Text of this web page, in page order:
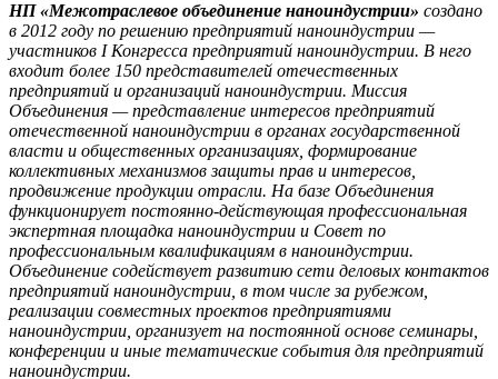
НП «Межотраслевое объединение наноиндустрии» создано
в 2012 году по решению предприятий наноиндустрии —
участников I Конгресса предприятий наноиндустрии. В него
входит более 150 представителей отечественных
предприятий и организаций наноиндустрии. Миссия
Объединения — представление интересов предприятий
отечественной наноиндустрии в органах государственной
власти и общественных организациях, формирование
коллективных механизмов защиты прав и интересов,
продвижение продукции отрасли. На базе Объединения
функционирует постоянно-действующая профессиональная
экспертная площадка наноиндустрии и Совет по
профессиональным квалификациям в наноиндустрии.
Объединение содействует развитию сети деловых контактов
предприятий наноиндустрии, в том числе за рубежом,
реализации совместных проектов предприятиями
наноиндустрии, организует на постоянной основе семинары,
конференции и иные тематические события для предприятий
наноиндустрии.